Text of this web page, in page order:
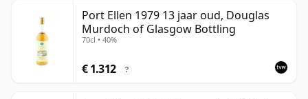
Port Ellen 1979 13 jaar oud, Douglas
Murdoch of Glasgow Bottling
70cl • 40%
€ 1.312 ?